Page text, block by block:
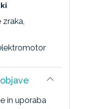
zraka,
in uporaba